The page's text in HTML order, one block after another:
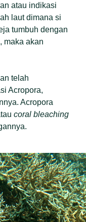
atau indikasi
laut dimana si
tumbuh dengan
maka akan
telah
Acropora,
Acropora
coral bleaching